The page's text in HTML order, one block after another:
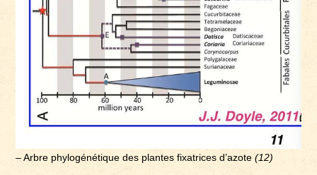
– Arbre phylogénétique des plantes fixatrices d’azote (12)